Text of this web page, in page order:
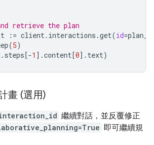
retrieve the plan
:= client. interactions .get(id=
(5)
. steps[-1 ] .content[0] . text)
畫 (選用)
繼續對話，並反覆修正
即可繼續規